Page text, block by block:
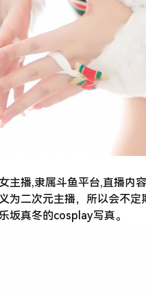
主播,隶属斗鱼平台,直播内
为二次元主播，所以会不
坂真冬的cosplay写真。